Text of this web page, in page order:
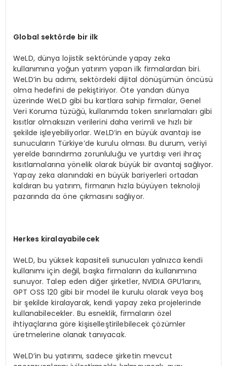
Global sektörde bir ilk
WeLD, dünya lojistik sektöründe yapay zeka
kullanımına yoğun yatırım yapan ilk firmalardan biri.
WeLD’in bu adımı, sektördeki dijital dönüşümün öncüsü
olma hedefini de pekiştiriyor. Öte yandan dünya
üzerinde WeLD gibi bu kartlara sahip firmalar, Genel
Veri Koruma tüzüğü, kullanımda token sınırlamaları gibi
kısıtlar olmaksızın verilerini daha verimli ve hızlı bir
şekilde işleyebiliyorlar. WeLD’in en büyük avantajı ise
sunucuların Türkiye’de kurulu olması. Bu durum, veriyi
yerelde barındırma zorunluluğu ve yurtdışı veri ihraç
kısıtlamalarına yönelik olarak büyük bir avantaj sağlıyor.
Yapay zeka alanındaki en büyük bariyerleri ortadan
kaldıran bu yatırım, firmanın hızla büyüyen teknoloji
pazarında da öne çıkmasını sağlıyor.
Herkes kiralayabilecek
WeLD, bu yüksek kapasiteli sunucuları yalnızca kendi
kullanımı için değil, başka firmaların da kullanımına
sunuyor. Talep eden diğer şirketler, NVIDIA GPU’larını,
GPT OSS 120 gibi bir model ile kurulu olarak veya boş
bir şekilde kiralayarak, kendi yapay zeka projelerinde
kullanabilecekler. Bu esneklik, firmaların özel
ihtiyaçlarına göre kişiselleştirilebilecek çözümler
üretmelerine olanak tanıyacak.
WeLD’in bu yatırımı, sadece şirketin mevcut